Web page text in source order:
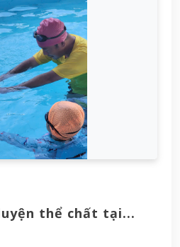
thể chất tại...